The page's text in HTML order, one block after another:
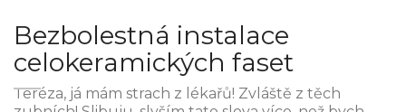
Bezbolestná instalace
celokeramických faset
Teréza, já mám strach z lékařů! Zvláště z těch